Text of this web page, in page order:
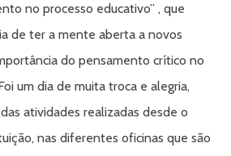
no processo educativo” , que
de ter a mente aberta a novos
do pensamento crítico no
um dia de muita troca e alegria,
atividades realizadas desde o
nas diferentes oficinas que são